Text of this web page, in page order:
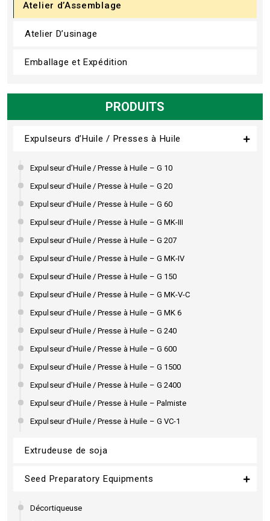
Atelier d’Assemblage
Atelier D’usinage
Emballage et Expédition
PRODUITS
Expulseurs d’Huile / Presses à Huile
Expulseur d’Huile / Presse à Huile – G 10
Expulseur d’Huile / Presse à Huile – G 20
Expulseur d’Huile / Presse à Huile – G 60
Expulseur d’Huile / Presse à Huile – G MK-III
Expulseur d’Huile / Presse à Huile – G 207
Expulseur d’Huile / Presse à Huile – G MK-IV
Expulseur d’Huile / Presse à Huile – G 150
Expulseur d’Huile / Presse à Huile – G MK-V-C
Expulseur d’Huile / Presse à Huile – G MK 6
Expulseur d’Huile / Presse à Huile – G 240
Expulseur d’Huile / Presse à Huile – G 600
Expulseur d’Huile / Presse à Huile – G 1500
Expulseur d’Huile / Presse à Huile – G 2400
Expulseur d’Huile / Presse à Huile – Palmiste
Expulseur d’Huile / Presse à Huile – G VC-1
Extrudeuse de soja
Seed Preparatory Equipments
Décortiqueuse